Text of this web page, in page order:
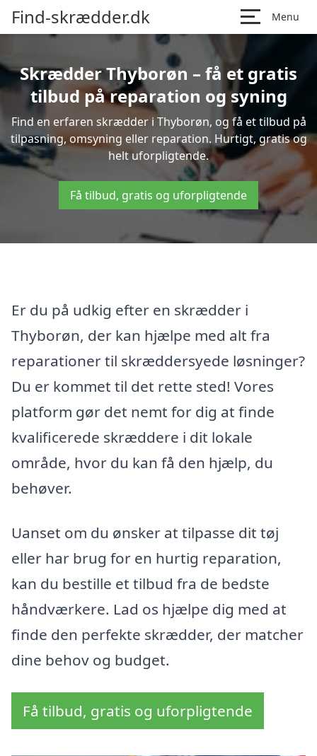
Find-skrædder.dk Menu
Skrædder Thyborøn – få et gratis
tilbud på reparation og syning
Find en erfaren skrædder i Thyborøn, og få et tilbud på
tilpasning, omsyning eller reparation. Hurtigt, gratis og
helt uforpligtende.
Få tilbud, gratis og uforpligtende
Er du på udkig efter en skrædder i
Thyborøn, der kan hjælpe med alt fra
reparationer til skræddersyede løsninger?
Du er kommet til det rette sted! Vores
platform gør det nemt for dig at finde
kvalificerede skræddere i dit lokale
område, hvor du kan få den hjælp, du
behøver.
Uanset om du ønsker at tilpasse dit tøj
eller har brug for en hurtig reparation,
kan du bestille et tilbud fra de bedste
håndværkere. Lad os hjælpe dig med at
finde den perfekte skrædder, der matcher
dine behov og budget.
Få tilbud, gratis og uforpligtende